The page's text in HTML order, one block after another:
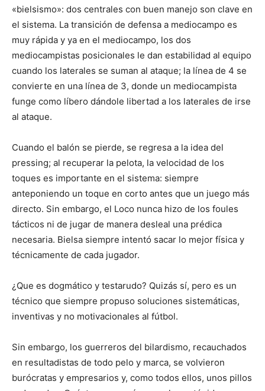
«bielsismo»: dos centrales con buen manejo son clave en
el sistema. La transición de defensa a mediocampo es
muy rápida y ya en el mediocampo, los dos
mediocampistas posicionales le dan estabilidad al equipo
cuando los laterales se suman al ataque; la línea de 4 se
convierte en una línea de 3, donde un mediocampista
funge como líbero dándole libertad a los laterales de irse
al ataque.
Cuando el balón se pierde, se regresa a la idea del
pressing; al recuperar la pelota, la velocidad de los
toques es importante en el sistema: siempre
anteponiendo un toque en corto antes que un juego más
directo. Sin embargo, el Loco nunca hizo de los foules
tácticos ni de jugar de manera desleal una prédica
necesaria. Bielsa siempre intentó sacar lo mejor física y
técnicamente de cada jugador.
¿Que es dogmático y testarudo? Quizás sí, pero es un
técnico que siempre propuso soluciones sistemáticas,
inventivas y no motivacionales al fútbol.
Sin embargo, los guerreros del bilardismo, recauchados
en resultadistas de todo pelo y marca, se volvieron
burócratas y empresarios y, como todos ellos, unos pillos